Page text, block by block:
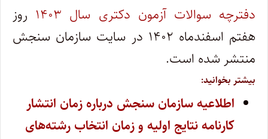
دفترچه سوالات آزمون دکتری سال ۱۴۰۳
روز
هفتم اسفندماه ۱۴۰۲ در سایت سازمان سنجش
منتشر شده است.
بیشتر بخوانید:
اطلاعیه سازمان سنجش درباره زمان انتشار
کارنامه نتایج اولیه و زمان انتخاب رشته‌های